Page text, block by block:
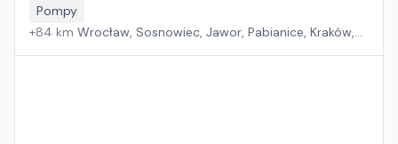
Pompy
+84 km Wrocław, Sosnowiec, Jawor, Pabianice, Kraków,